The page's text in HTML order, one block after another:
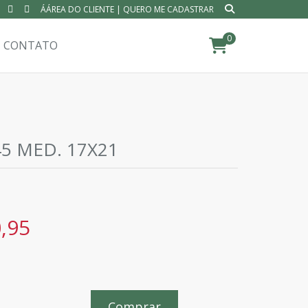
ÁÁREA DO CLIENTE | QUERO ME CADASTRAR
0
CONTATO
MED. 17X21